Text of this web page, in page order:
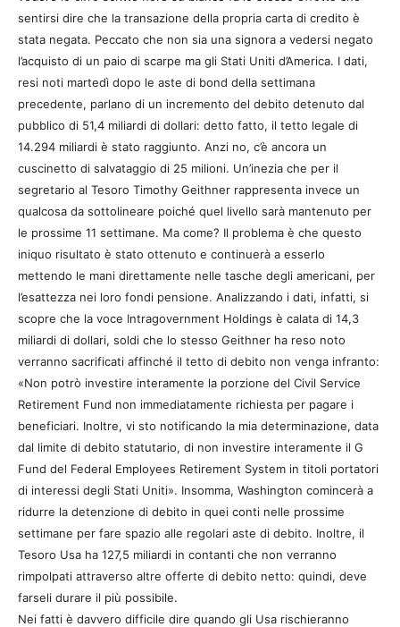
sentirsi dire che la transazione della propria carta di credito è
stata negata. Peccato che non sia una signora a vedersi negato
l’acquisto di un paio di scarpe ma gli Stati Uniti d’America. I dati,
resi noti martedì dopo le aste di bond della settimana
precedente, parlano di un incremento del debito detenuto dal
pubblico di 51,4 miliardi di dollari: detto fatto, il tetto legale di
14.294 miliardi è stato raggiunto. Anzi no, c’è ancora un
cuscinetto di salvataggio di 25 milioni. Un’inezia che per il
segretario al Tesoro Timothy Geithner rappresenta invece un
qualcosa da sottolineare poiché quel livello sarà mantenuto per
le prossime 11 settimane. Ma come? Il problema è che questo
iniquo risultato è stato ottenuto e continuerà a esserlo
mettendo le mani direttamente nelle tasche degli americani, per
l’esattezza nei loro fondi pensione. Analizzando i dati, infatti, si
scopre che la voce Intragovernment Holdings è calata di 14,3
miliardi di dollari, soldi che lo stesso Geithner ha reso noto
verranno sacrificati affinché il tetto di debito non venga infranto:
«Non potrò investire interamente la porzione del Civil Service
Retirement Fund non immediatamente richiesta per pagare i
beneficiari. Inoltre, vi sto notificando la mia determinazione, data
dal limite di debito statutario, di non investire interamente il G
Fund del Federal Employees Retirement System in titoli portatori
di interessi degli Stati Uniti». Insomma, Washington comincerà a
ridurre la detenzione di debito in quei conti nelle prossime
settimane per fare spazio alle regolari aste di debito. Inoltre, il
Tesoro Usa ha 127,5 miliardi in contanti che non verranno
rimpolpati attraverso altre offerte di debito netto: quindi, deve
farseli durare il più possibile.
Nei fatti è davvero difficile dire quando gli Usa rischieranno